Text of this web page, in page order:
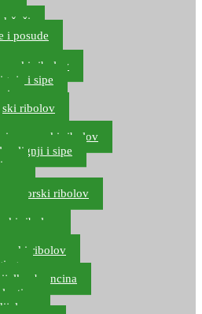
i posude
ribolov
i sipe
ribolov
za morski ribolov
lignji i sipe
za morski ribolov
ribolov
za more
ribolov
brancina